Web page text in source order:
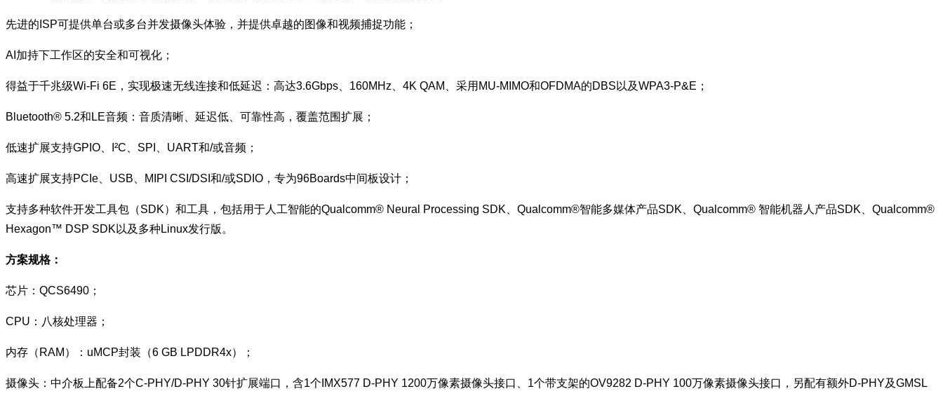
先进的ISP可提供单台或多台并发摄像头体验，并提供卓越的图像和视频捕捉功能；
AI加持下工作区的安全和可视化；
得益于千兆级Wi-Fi 6E，实现极速无线连接和低延迟：高达3.6Gbps、160MHz、4K QAM、采用MU-MIMO和OFDMA的DBS以及WPA3-P&E；
Bluetooth® 5.2和LE音频：音质清晰、延迟低、可靠性高，覆盖范围扩展；
低速扩展支持GPIO、I²C、SPI、UART和/或音频；
高速扩展支持PCIe、USB、MIPI CSI/DSI和/或SDIO，专为96Boards中间板设计；
支持多种软件开发工具包（SDK）和工具，包括用于人工智能的Qualcomm® Neural Processing SDK、Qualcomm®智能多媒体产品SDK、Qualcomm® 智能机器人产品SDK、Qualcomm®
Hexagon™ DSP SDK以及多种Linux发行版。
方案规格：
芯片：QCS6490；
CPU：八核处理器；
内存（RAM）：uMCP封装（6 GB LPDDR4x）；
摄像头：中介板上配备2个C-PHY/D-PHY 30针扩展端口，含1个IMX577 D-PHY 1200万像素摄像头接口、1个带支架的OV9282 D-PHY 100万像素摄像头接口，另配有额外D-PHY及GMSL